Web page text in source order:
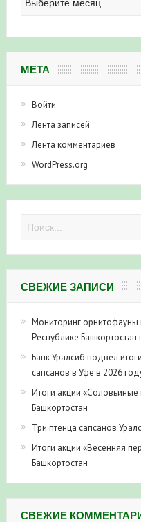
новостей
МЕТА
Войти
Лента записей
Лента комментариев
WordPress.org
СВЕЖИЕ ЗАПИСИ
Мониторинг орнитофауны
Республике Башкортостан
Банк Уралсиб подвёл
сапсанов в Уфе в 2026
Итоги акции «Соловьиные
Башкортостан
Три птенца сапсанов
Итоги акции «Весенняя
Башкортостан
СВЕЖИЕ